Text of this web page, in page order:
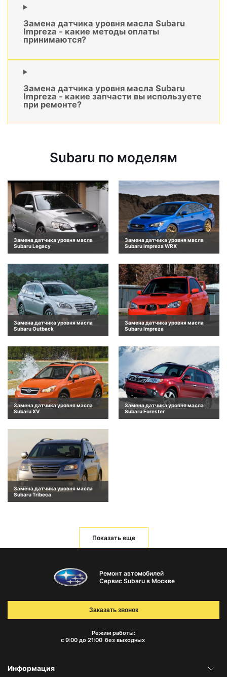
Замена датчика уровня масла Subaru
Impreza - какие методы оплаты
принимаются?
Замена датчика уровня масла Subaru
Impreza - какие запчасти вы используете
при ремонте?
Subaru по моделям
Замена датчика уровня масла
Subaru Legacy
Замена датчика уровня масла
Subaru Impreza WRX
Замена датчика уровня масла
Subaru Outback
Замена датчика уровня масла
Subaru Impreza
Замена датчика уровня масла
Subaru XV
Замена датчика уровня масла
Subaru Forester
Замена датчика уровня масла
Subaru Tribeca
Показать еще
Ремонт автомобилей
Сервис Subaru в Москве
Режим работы:
с 9:00 до 21:00 без выходных
Заказать звонок
Информация